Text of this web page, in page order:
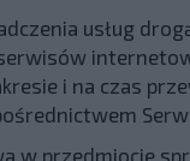
usług
i na czas
w przedmiocie